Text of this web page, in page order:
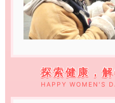
探索健康，
HAPPY WOMEN'S